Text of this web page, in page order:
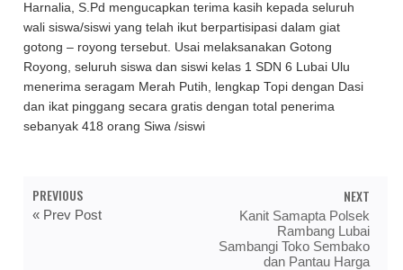
Harnalia, S.Pd mengucapkan terima kasih kepada seluruh
wali siswa/siswi yang telah ikut berpartisipasi dalam giat
gotong – royong tersebut. Usai melaksanakan Gotong
Royong, seluruh siswa dan siswi kelas 1 SDN 6 Lubai Ulu
menerima seragam Merah Putih, lengkap Topi dengan Dasi
dan ikat pinggang secara gratis dengan total penerima
sebanyak 418 orang Siwa /siswi
PREVIOUS
« Prev Post
NEXT
Kanit Samapta Polsek
Rambang Lubai
Sambangi Toko Sembako
dan Pantau Harga